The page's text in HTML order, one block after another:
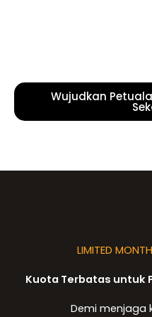
Wujudkan
LIMITED
Kuota Terbatas untuk
Demi menjaga